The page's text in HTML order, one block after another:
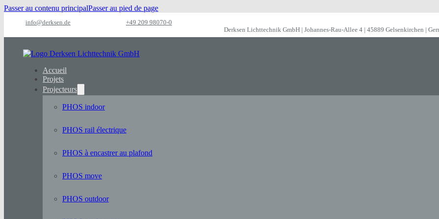
Passer au contenu principalPasser au pied de page
info@derksen.de
+49 209 98070-0
Derksen Lichttechnik GmbH | Johannes-Rau-Allee 4 | 45889 Gelsenkirchen |
Accueil
Projets
Projecteurs
PHOS indoor
PHOS rail électrique
PHOS à encastrer au plafond
PHOS move
PHOS outdoor